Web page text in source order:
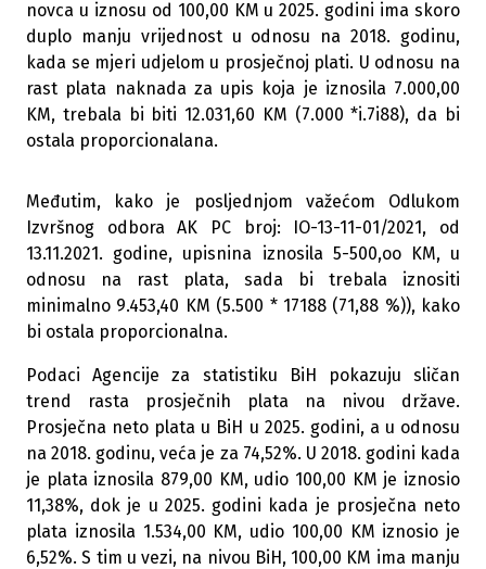
novca u iznosu od 100,00 KM u 2025. godini ima skoro
duplo manju vrijednost u odnosu na 2018. godinu,
kada se mjeri udjelom u prosječnoj plati. U odnosu na
rast plata naknada za upis koja je iznosila 7.000,00
KM, trebala bi biti 12.031,60 KM (7.000 *i.7i88), da bi
ostala proporcionalana.
Međutim, kako je posljednjom važećom Odlukom
Izvršnog odbora AK PC broj: IO-13-11-01/2021, od
13.11.2021. godine, upisnina iznosila 5-500,oo KM, u
odnosu na rast plata, sada bi trebala iznositi
minimalno 9.453,40 KM (5.500 * 17188 (71,88 %)), kako
bi ostala proporcionalna.
Podaci Agencije za statistiku BiH pokazuju sličan
trend rasta prosječnih plata na nivou države.
Prosječna neto plata u BiH u 2025. godini, a u odnosu
na 2018. godinu, veća je za 74,52%. U 2018. godini kada
je plata iznosila 879,00 KM, udio 100,00 KM je iznosio
11,38%, dok je u 2025. godini kada je prosječna neto
plata iznosila 1.534,00 KM, udio 100,00 KM iznosio je
6,52%. S tim u vezi, na nivou BiH, 100,00 KM ima manju